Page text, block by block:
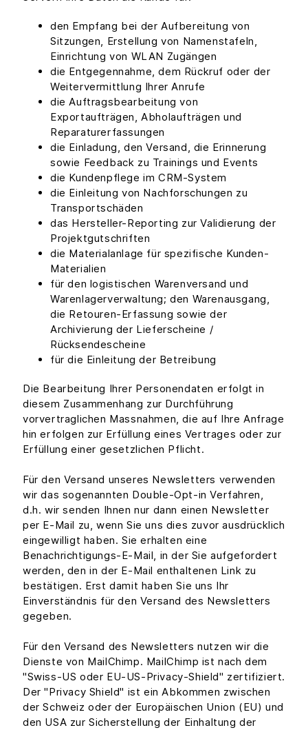
den Empfang bei der Aufbereitung von
Sitzungen, Erstellung von Namenstafeln,
Einrichtung von WLAN Zugängen
die Entgegennahme, dem Rückruf oder der
Weitervermittlung Ihrer Anrufe
die Auftragsbearbeitung von
Exportaufträgen, Abholaufträgen und
Reparaturerfassungen
die Einladung, den Versand, die Erinnerung
sowie Feedback zu Trainings und Events
die Kundenpflege im CRM-System
die Einleitung von Nachforschungen zu
Transportschäden
das Hersteller-Reporting zur Validierung der
Projektgutschriften
die Materialanlage für spezifische Kunden-
Materialien
für den logistischen Warenversand und
Warenlagerverwaltung; den Warenausgang,
die Retouren-Erfassung sowie der
Archivierung der Lieferscheine /
Rücksendescheine
für die Einleitung der Betreibung
Die Bearbeitung Ihrer Personendaten erfolgt in
diesem Zusammenhang zur Durchführung
vorvertraglichen Massnahmen, die auf Ihre Anfrage
hin erfolgen zur Erfüllung eines Vertrages oder zur
Erfüllung einer gesetzlichen Pflicht.
Für den Versand unseres Newsletters verwenden
wir das sogenannten Double-Opt-in Verfahren,
d.h. wir senden Ihnen nur dann einen Newsletter
per E-Mail zu, wenn Sie uns dies zuvor ausdrücklich
eingewilligt haben. Sie erhalten eine
Benachrichtigungs-E-Mail, in der Sie aufgefordert
werden, den in der E-Mail enthaltenen Link zu
bestätigen. Erst damit haben Sie uns Ihr
Einverständnis für den Versand des Newsletters
gegeben.
Für den Versand des Newsletters nutzen wir die
Dienste von MailChimp. MailChimp ist nach dem
"Swiss-US oder EU-US-Privacy-Shield" zertifiziert.
Der "Privacy Shield" ist ein Abkommen zwischen
der Schweiz oder der Europäischen Union (EU) und
den USA zur Sicherstellung der Einhaltung der